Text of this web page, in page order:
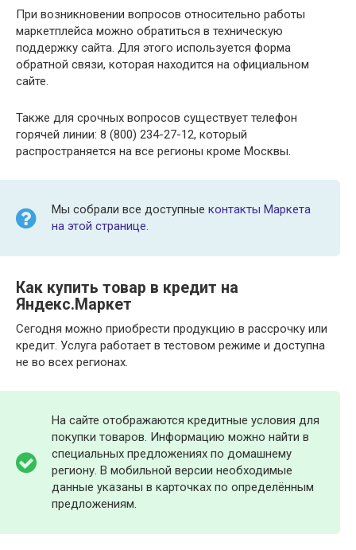
При возникновении вопросов относительно работы
маркетплейса можно обратиться в техническую
поддержку сайта. Для этого используется форма
обратной связи, которая находится на официальном
сайте.
Также для срочных вопросов существует телефон
горячей линии: 8 (800) 234-27-12, который
распространяется на все регионы кроме Москвы.
Мы собрали все доступные контакты Маркета
на этой странице.
Как купить товар в кредит на
Яндекс.Маркет
Сегодня можно приобрести продукцию в рассрочку или
кредит. Услуга работает в тестовом режиме и доступна
не во всех регионах.
На сайте отображаются кредитные условия для
покупки товаров. Информацию можно найти в
специальных предложениях по домашнему
региону. В мобильной версии необходимые
данные указаны в карточках по определённым
предложениям.